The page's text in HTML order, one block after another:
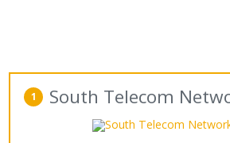
1 South Telecom